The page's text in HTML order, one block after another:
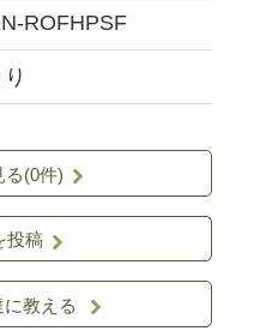
ROFHPSF
る(0件)
投稿
教える